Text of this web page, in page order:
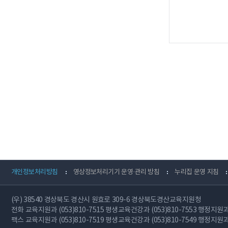
개인정보처리방침 영상정보처리기기 운영·관리 방침 누리집 운영 지침
(우) 38540 경상북도 경산시 원효로 309-6 경상북도경산교육지원청
전화교육지원과 (053)810-7515 평생교육건강과 (053)810-7553 행정지원
팩스 교육지원과 (053)810-7519 평생교육건강과 (053)810-7549 행정지원